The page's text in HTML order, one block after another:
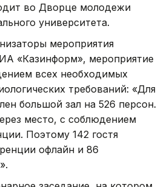
во Дворце молодежи
университета.
мероприятия
«Казинформ», мероприятие
всех необходимых
требований: «Для
большой зал на 526 персон.
место, с соблюдением
Поэтому 142 гостя
офлайн и 86